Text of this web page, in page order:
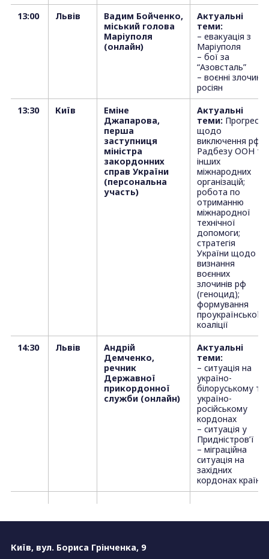
13:00
Львів
Вадим Бойченко,
міський голова
Маріуполя
(онлайн)
Актуальні
теми:
– евакуація з
Маріуполя
– бої за
“Азовсталь”
– воєнні злочини
росіян
13:30
Київ
Еміне
Джапарова,
перша
заступниця
міністра
закордонних
справ України
(персональна
участь)
Актуальні
теми: Прогрес
щодо
виключення рф з
Радбезу ООН та
інших
міжнародних
організацій;
робота по
отриманню
міжнародної
технічної
допомоги;
стратегія
України щодо
визнання
воєнних
злочинів рф
(геноцид);
формування
проукраїнської
коаліції
14:30
Львів
Андрій
Демченко,
речник
Державної
прикордонної
служби (онлайн)
Актуальні
теми:
– ситуація на
україно-
білоруському та
україно-
російському
кордонах
– ситуація у
Придністров’ї
– міграційна
ситуація на
західних
кордонах країни
Київ, вул. Бориса Грінченка, 9